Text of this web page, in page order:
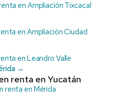
en Ampliación Tixcacal
en Ampliación Ciudad
en Leandro Valle
→
renta en Yucatán
renta en Mérida